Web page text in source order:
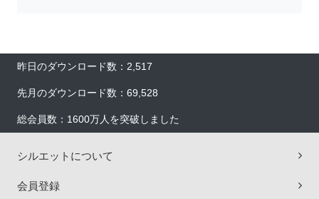
昨日のダウンロード数：2,517
先月のダウンロード数：69,528
総会員数：1600万人を突破しました
シルエットについて
会員登録